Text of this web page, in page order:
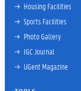
→ Housing Facilities
→ Sports Facilities
→ Photo Gallery
→ IGC Journal
→ UGent Magazine